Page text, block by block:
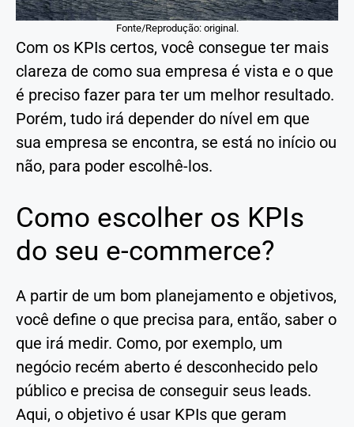
Fonte/Reprodução: original.
Com os KPIs certos, você consegue ter mais
clareza de como sua empresa é vista e o que
é preciso fazer para ter um melhor resultado.
Porém, tudo irá depender do nível em que
sua empresa se encontra, se está no início ou
não, para poder escolhê-los.
Como escolher os KPIs
do seu e-commerce?
A partir de um bom planejamento e objetivos,
você define o que precisa para, então, saber o
que irá medir. Como, por exemplo, um
negócio recém aberto é desconhecido pelo
público e precisa de conseguir seus leads.
Aqui, o objetivo é usar KPIs que geram